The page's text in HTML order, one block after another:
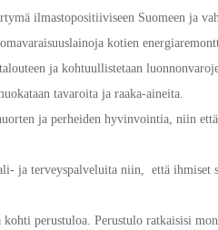
ilmastopositiiviseen Suomeen ja
kotien
ja kohtuullistetaan
tavaroita ja raaka-aineita.
ja perheiden hyvinvointia, niin
ja terveyspalveluita niin, että ihmiset
kohti perustuloa. Perustulo ratkaisisi